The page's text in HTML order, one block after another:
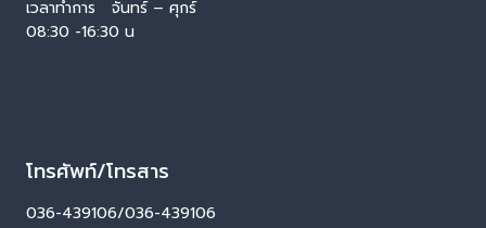
เวลาทำการ จันทร์ – ศุกร์
08:30 -16:30 น
โทรศัพท์/โทรสาร
036-439106/036-439106